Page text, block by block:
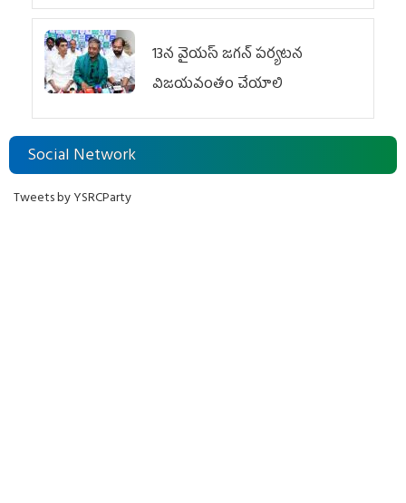
13న వైయస్‌ జగన్‌ పర్యటన
విజయవంతం చేయాలి
Social Network
Tweets by YSRCParty